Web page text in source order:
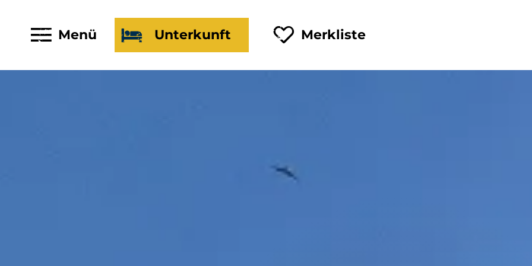
Menü Merkliste
Unterkunft